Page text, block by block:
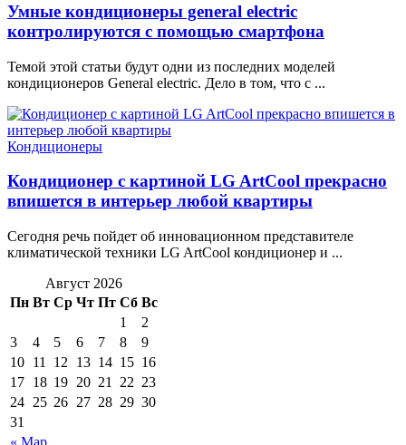
Умные кондиционеры general electric
контролируются с помощью смартфона
Темой этой статьи будут одни из последних моделей
кондиционеров General electric. Дело в том, что с ...
Кондиционеры
Кондиционер с картиной LG ArtCool прекрасно
впишется в интерьер любой квартиры
Сегодня речь пойдет об инновационном представителе
климатической техники LG ArtCool кондиционер и ...
Август 2026
Пн Вт Ср Чт Пт Сб Вс
« Мар
1
2
3
4 5 6 7 8
9
10 11 12 13 14 15 16
17 18 19 20 21 22 23
24 25 26 27 28 29 30
31